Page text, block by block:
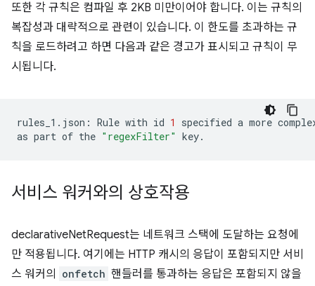
또한 각 규칙은 컴파일 후 2KB 미만이어야 합니다. 이는 규칙의
복잡성과 대략적으로 관련이 있습니다. 이 한도를 초과하는 규
칙을 로드하려고 하면 다음과 같은 경고가 표시되고 규칙이 무
시됩니다.
rules_1.json: Rule with id 1 specified a more
as part of the "regexFilter"
서비스 워커와의 상호작용
declarativeNetRequest는 네트워크 스택에 도달하는 요청에
만 적용됩니다. 여기에는 HTTP 캐시의 응답이 포함되지만 서비
스 워커의
onfetch 핸들러를 통과하는 응답은 포함되지 않을